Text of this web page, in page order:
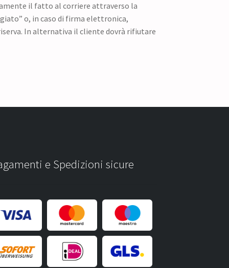
il fatto al corriere attraverso la
o, in caso di firma elettronica,
In alternativa il cliente dovrà rifiutare
e Spedizioni sicure